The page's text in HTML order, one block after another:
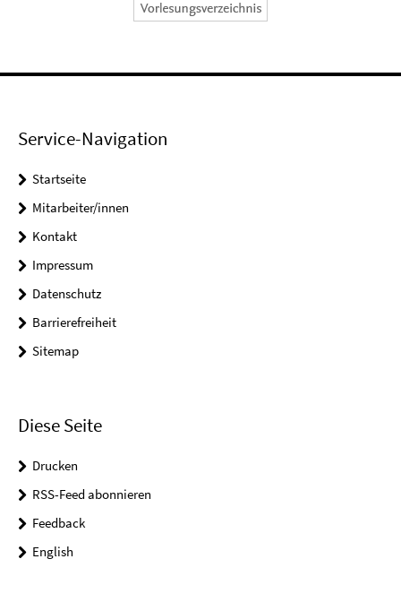
Service-Navigation
Startseite
Mitarbeiter/innen
Kontakt
Impressum
Datenschutz
Barrierefreiheit
Sitemap
Diese Seite
Drucken
RSS-Feed abonnieren
Feedback
English